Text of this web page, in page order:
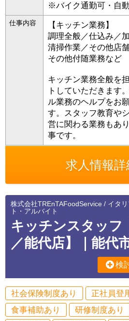
※バイク通勤可・自
仕事内容
【キッチン業務】
調理全般／仕込み／
清掃作業／その他店
その他付随業務など
キッチン業務全般を
トしていただきます
ル業務のヘルプをお
す。スタッフ教育や
営に関わる業務もあ
事です。
求人情報詳
株式会社TREnTAFoodService / イタ
ト・アルバイト
キッチンスタッフ
／能代店】｜能代
検
社会保険制度あり
正社員登
食事補助あり
研修制度あり